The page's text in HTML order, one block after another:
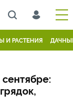
И РАСТЕНИЯ